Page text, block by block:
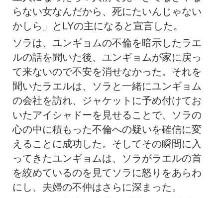
らない女なんだから、死にたいんじゃない
かしら」とLYの主になると宣言した。
ソラは、ユンギョムの不倫を暗示したラエ
ルの話を聞いた後、ユンギョムが家に戻っ
て来ないので不安を消せなかった。それを
聞いたラエルは、ソラと一緒にユンギョム
の会社を訪れ、ジャケットに予め付けてお
いたアイシャドーを見せることで、ソラの
心の中に積もった不倫への疑いを確信に変
えることに成功した。そしてその瞬間に入
ってきたユンギョムは、ソラがラエルの首
を絞めているのを見てソラに怒りをあらわ
にし、夫婦の不仲はさらに深まった。